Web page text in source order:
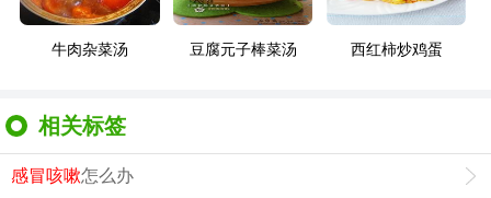
牛肉杂菜汤 豆腐元子棒菜汤 西红柿炒鸡蛋
相关标签
感冒咳嗽怎么办